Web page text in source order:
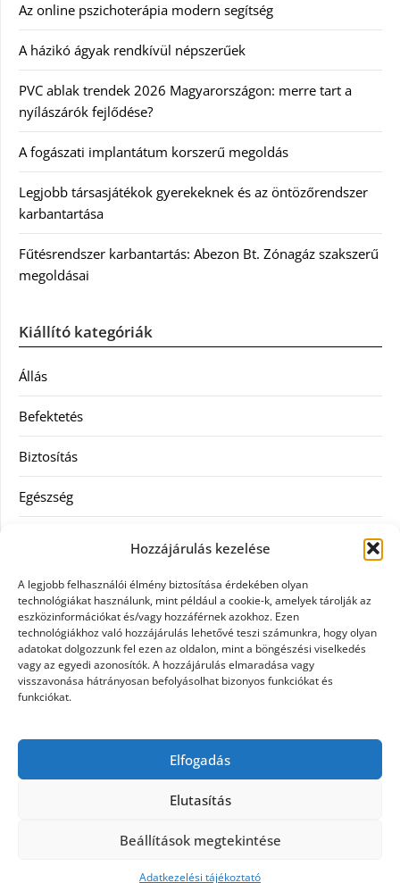
Hozzájárulás kezelése
A legjobb felhasználói élmény biztosítása érdekében olyan
technológiákat használunk, mint például a cookie-k, amelyek tárolják az
eszközinformációkat és/vagy hozzáférnek azokhoz. Ezen
technológiákhoz való hozzájárulás lehetővé teszi számunkra, hogy olyan
adatokat dolgozzunk fel ezen az oldalon, mint a böngészési viselkedés
vagy az egyedi azonosítók. A hozzájárulás elmaradása vagy
visszavonása hátrányosan befolyásolhat bizonyos funkciókat és
funkciókat.
Elfogadás
Elutasítás
Beállítások megtekintése
Adatkezelési tájékoztató
Az online pszichoterápia modern segítség
A házikó ágyak rendkívül népszerűek
PVC ablak trendek 2026 Magyarországon: merre tart a
nyílászárók fejlődése?
A fogászati implantátum korszerű megoldás
Legjobb társasjátékok gyerekeknek és az öntözőrendszer
karbantartása
Fűtésrendszer karbantartás: Abezon Bt. Zónagáz szakszerű
megoldásai
Kiállító kategóriák
Állás
Befektetés
Biztosítás
Egészség
Ingatlan
Művészetek és szórakozás
Múzeumok
Szolgáltatás
Szórakozás
Webáruház
Theme